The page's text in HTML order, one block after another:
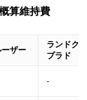
算維持費
ザー
ランドク
プラド
-